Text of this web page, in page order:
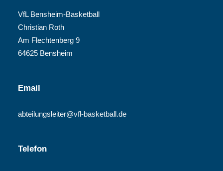
VfL Bensheim-Basketball
Christian Roth
Am Flechtenberg 9
64625 Bensheim
Email
abteilungsleiter@vfl-basketball.de
Telefon